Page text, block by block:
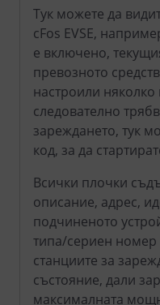
Тук можете да
cFos EVSE,
е включено,
превозното
настроили
следователно
зареждането, тук
код, за да
Всички плочки
описание, адрес,
подчиненото
типа/сериен номер
станциите за
състояние, дали
максималната